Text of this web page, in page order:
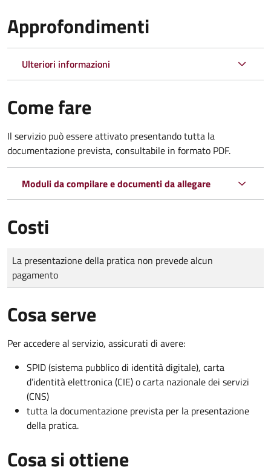
Approfondimenti
Ulteriori informazioni
Come fare
Il servizio può essere attivato presentando tutta la
documentazione prevista, consultabile in formato PDF.
Moduli da compilare e documenti da allegare
Costi
Tipo di pagamento
Importo
La presentazione della pratica non prevede alcun
pagamento
Cosa serve
Per accedere al servizio, assicurati di avere:
SPID (sistema pubblico di identità digitale), carta
d’identità elettronica (CIE) o carta nazionale dei servizi
(CNS)
tutta la documentazione prevista per la presentazione
della pratica.
Cosa si ottiene